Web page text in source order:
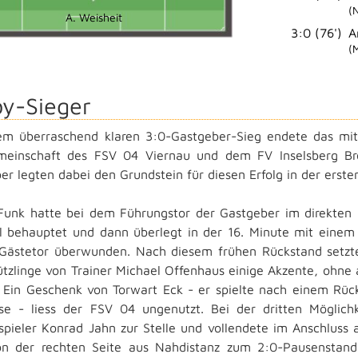
A. Weisheit
3:0 (76')
Sieger
überraschend klaren 3:0-Gastgeber-Sieg endete das
des FSV 04 Viernau und dem FV Inselsberg
legten dabei den Grundstein für diesen Erfolg in der
hatte bei dem Führungstor der Gastgeber im
behauptet und dann überlegt in der 16. Minute mit
überwunden. Nach diesem frühen Rückstand
von Trainer Michael Offenhaus einige Akzente,
Ein Geschenk von Torwart Eck - er spielte nach einem
- liess der FSV 04 ungenutzt. Bei der dritten
Konrad Jahn zur Stelle und vollendete im
der rechten Seite aus Nahdistanz zum 2:0-